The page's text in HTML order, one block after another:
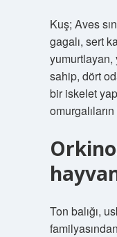
Kuş; Aves
gagalı, sert
yumurtlayan,
sahip, dört
bir iskelet
Ton balığı,